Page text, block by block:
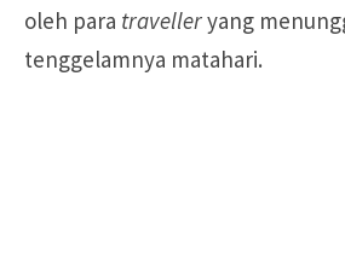
oleh para travelleryang
tenggelamnya matahari.